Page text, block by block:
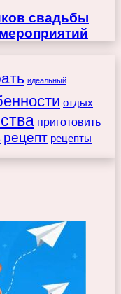
свадьбы
идеальный
отдых
приготовить
рецепт рецепты